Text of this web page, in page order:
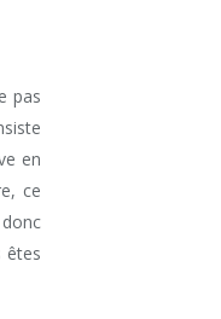
pas
en
ce
êtes